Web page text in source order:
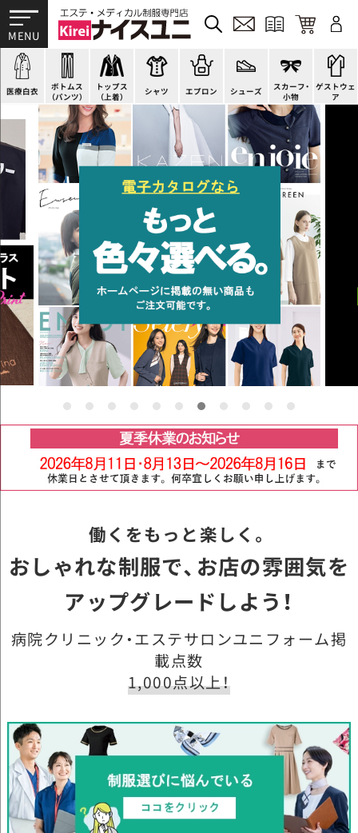
医療白衣
ドクターコート
ドクタージャケット
医療用ジャケット
ケーシージャケット
ボトムス
（パンツ）
パンツ
スクラブパンツ
スカート
キュロット
トップス
（上着）
オーバーブラウス
ベスト
アウター
アンダーウェア
シャツ
カットソー
ブラウス
ポロシャツ
Tシャツ
エプロン
H型エプロン
腰下エプロン
ラップエプロン
エプロンドレス
シューズ
スニーカー
サンダル
ナースシューズ
パンプス
スカーフ・
小物
すべて
スカーフ・リボン
バッグ
ゲストウェ
ア
ゲストウェア
施術衣
マタニティユニフォーム
衛生アイテム
働くをもっと楽しく。
おしゃれな制服で、お店の雰囲気を
アップグレードしよう！
病院クリニック・エステサロンユニフォーム掲
載点数
1,000点以上！